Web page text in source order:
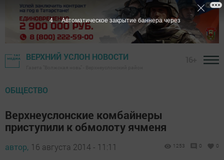
ВЕРХНИЙ УСЛОН НОВОСТИ
ОБЩЕСТВО
Верхнеуслонские комбайнеры
приступили к обмолоту ячменя
автор, 16 августа 2014 - 11:11 1253 0 0
3 Автоматическое закрытие баннера через